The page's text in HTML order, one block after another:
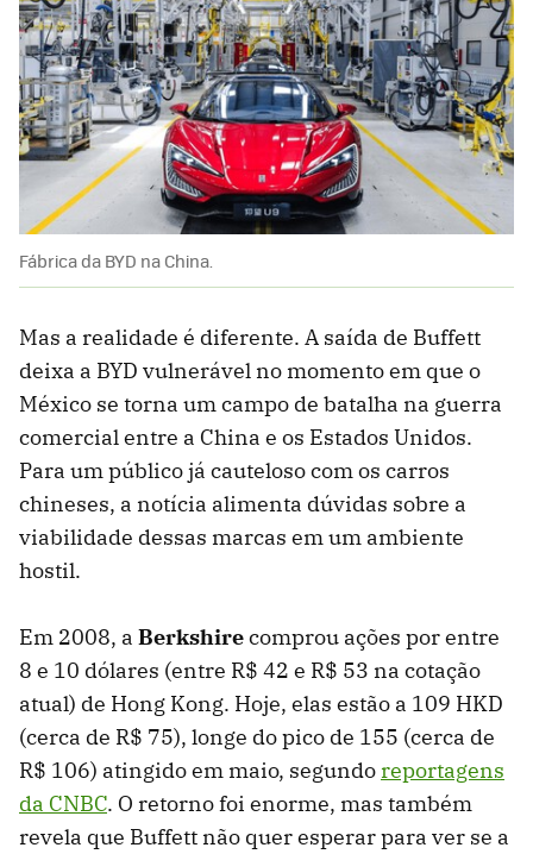
Fábrica da BYD na China.
Mas a realidade é diferente. A saída de Buffett
deixa a BYD vulnerável no momento em que o
México se torna um campo de batalha na guerra
comercial entre a China e os Estados Unidos.
Para um público já cauteloso com os carros
chineses, a notícia alimenta dúvidas sobre a
viabilidade dessas marcas em um ambiente
hostil.
Em 2008, a Berkshirecomprou ações por entre
8 e 10 dólares (entre R$ 42 e R$ 53 na cotação
atual) de Hong Kong. Hoje, elas estão a 109 HKD
(cerca de R$ 75), longe do pico de 155 (cerca de
R$ 106) atingido em maio, segundoreportagens
da CNBC. O retorno foi enorme, mas também
revela que Buffett não quer esperar para ver se a